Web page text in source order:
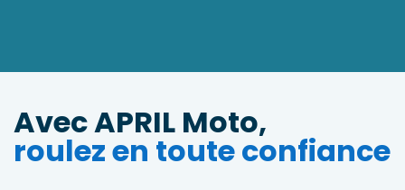
Avec APRIL Moto,
roulez en toute confiance